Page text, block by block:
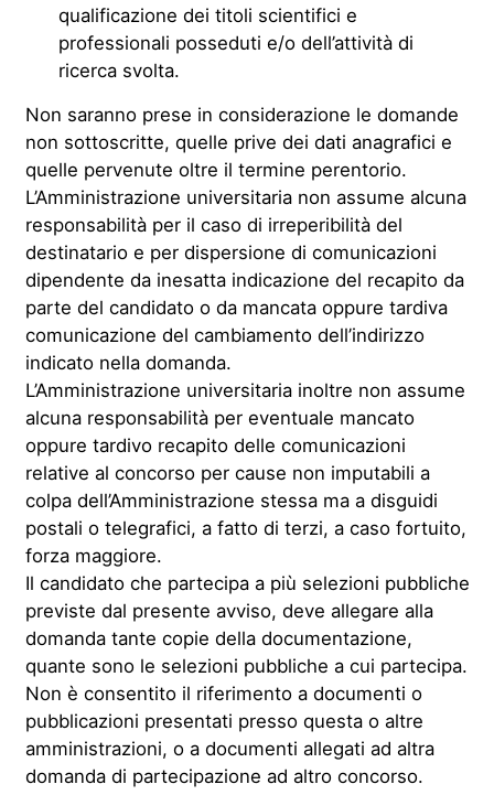
qualificazione dei titoli scientifici e
professionali posseduti e/o dell’attività di
ricerca svolta.
Non saranno prese in considerazione le domande
non sottoscritte, quelle prive dei dati anagrafici e
quelle pervenute oltre il termine perentorio.
L’Amministrazione universitaria non assume alcuna
responsabilità per il caso di irreperibilità del
destinatario e per dispersione di comunicazioni
dipendente da inesatta indicazione del recapito da
parte del candidato o da mancata oppure tardiva
comunicazione del cambiamento dell’indirizzo
indicato nella domanda.
L’Amministrazione universitaria inoltre non assume
alcuna responsabilità per eventuale mancato
oppure tardivo recapito delle comunicazioni
relative al concorso per cause non imputabili a
colpa dell’Amministrazione stessa ma a disguidi
postali o telegrafici, a fatto di terzi, a caso fortuito,
forza maggiore.
Il candidato che partecipa a più selezioni pubbliche
previste dal presente avviso, deve allegare alla
domanda tante copie della documentazione,
quante sono le selezioni pubbliche a cui partecipa.
Non è consentito il riferimento a documenti o
pubblicazioni presentati presso questa o altre
amministrazioni, o a documenti allegati ad altra
domanda di partecipazione ad altro concorso.